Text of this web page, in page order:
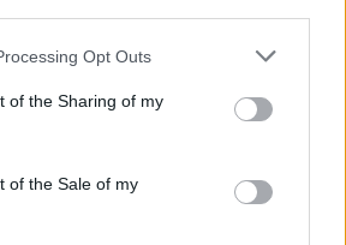
Opt Outs
of the Sharing of my
of the Sale of my
dell’autore e sembra
di un anonimo paesano,
comunità di Aci-
della vita
non rientrano né Dio né